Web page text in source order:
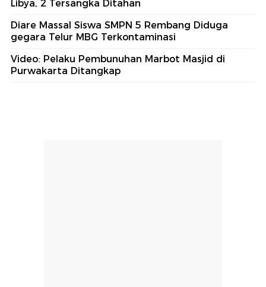
Libya, 2 Tersangka Ditahan
Diare Massal Siswa SMPN 5 Rembang Diduga
gegara Telur MBG Terkontaminasi
Video: Pelaku Pembunuhan Marbot Masjid di
Purwakarta Ditangkap